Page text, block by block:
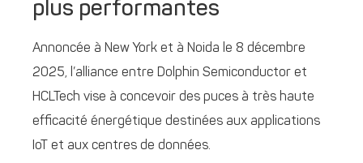
plus performantes
Annoncée à New York et à Noida le 8 décembre
2025, l’alliance entre Dolphin Semiconductor et
HCLTech vise à concevoir des puces à très haute
efficacité énergétique destinées aux applications
IoT et aux centres de données.